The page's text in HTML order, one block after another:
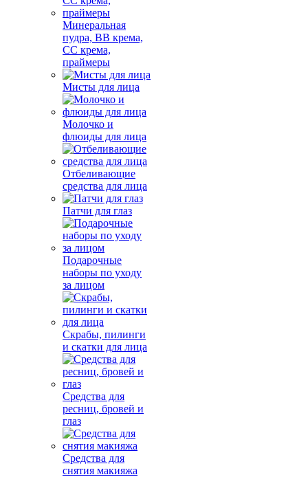
Минеральная
пудра, BB крема,
СС крема,
праймеры
Мисты для лица
Молочко и
флюиды для лица
Отбеливающие
средства для лица
Патчи для глаз
Подарочные
наборы по уходу
за лицом
Скрабы, пилинги
и скатки для лица
Средства для
ресниц, бровей и
глаз
Средства для
снятия макияжа